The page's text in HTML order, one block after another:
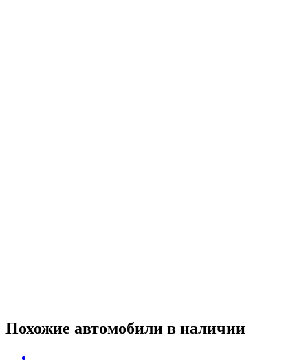
Похожие автомобили в наличии